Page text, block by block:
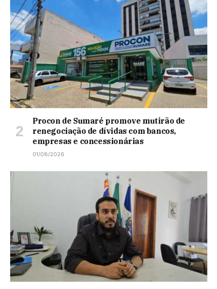
Procon de Sumaré promove mutirão de
renegociação de dívidas com bancos,
empresas e concessionárias
01/08/2026